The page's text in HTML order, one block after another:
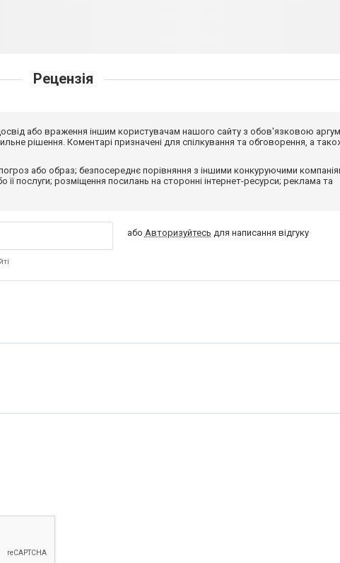
Рецензія
або враження іншим користувачам нашого сайту з обов'язковою
рішення. Коментарі призначені для спілкування та обговорення, а
або образ; безпосереднє порівняння з іншими конкуруючими
її послуги; розміщення посилань на сторонні інтернет-ресурси; реклама та
або Авторизуйтесь для написання відгуку